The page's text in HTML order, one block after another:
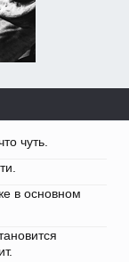
чуть.
в основном